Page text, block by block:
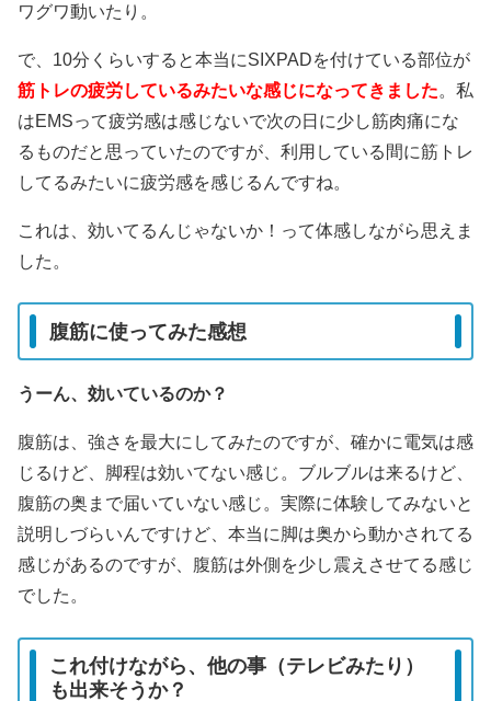
ワグワ動いたり。
で、10分くらいすると本当にSIXPADを付けている部位が
筋トレの疲労しているみたいな感じになってきました。私
はEMSって疲労感は感じないで次の日に少し筋肉痛にな
るものだと思っていたのですが、利用している間に筋トレ
してるみたいに疲労感を感じるんですね。
これは、効いてるんじゃないか！って体感しながら思えま
した。
腹筋に使ってみた感想
うーん、効いているのか？
腹筋は、強さを最大にしてみたのですが、確かに電気は感
じるけど、脚程は効いてない感じ。ブルブルは来るけど、
腹筋の奥まで届いていない感じ。実際に体験してみないと
説明しづらいんですけど、本当に脚は奥から動かされてる
感じがあるのですが、腹筋は外側を少し震えさせてる感じ
でした。
これ付けながら、他の事（テレビみたり）
も出来そうか？